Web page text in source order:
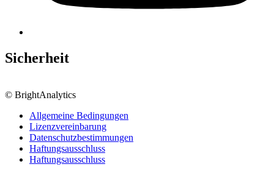
Sicherheit
© BrightAnalytics
Allgemeine Bedingungen
Lizenzvereinbarung
Datenschutzbestimmungen
Haftungsausschluss
Haftungsausschluss